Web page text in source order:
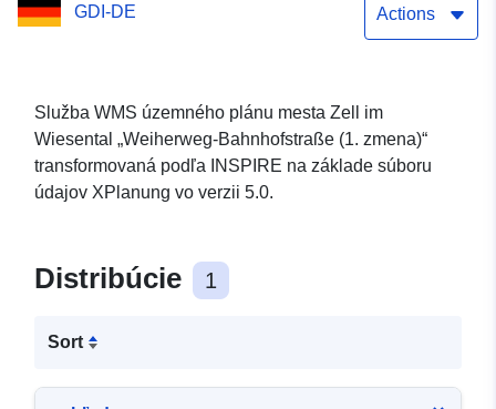
GDI-DE Actions
Služba WMS územného plánu mesta Zell im
Wiesental „Weiherweg-Bahnhofstraße (1. zmena)“
transformovaná podľa INSPIRE na základe súboru
údajov XPlanung vo verzii 5.0.
Distribúcie 1
Sort